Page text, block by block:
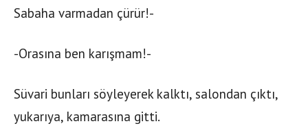
Sabaha varmadan çürür!-
-Orasına ben karışmam!-
Süvari bunları söyleyerek kalktı, salondan çıktı,
yukarıya, kamarasına gitti.